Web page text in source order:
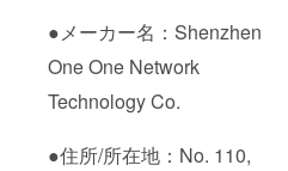
●メーカー名：Shenzhen
One One Network
Technology Co.
●住所/所在地：No. 110,